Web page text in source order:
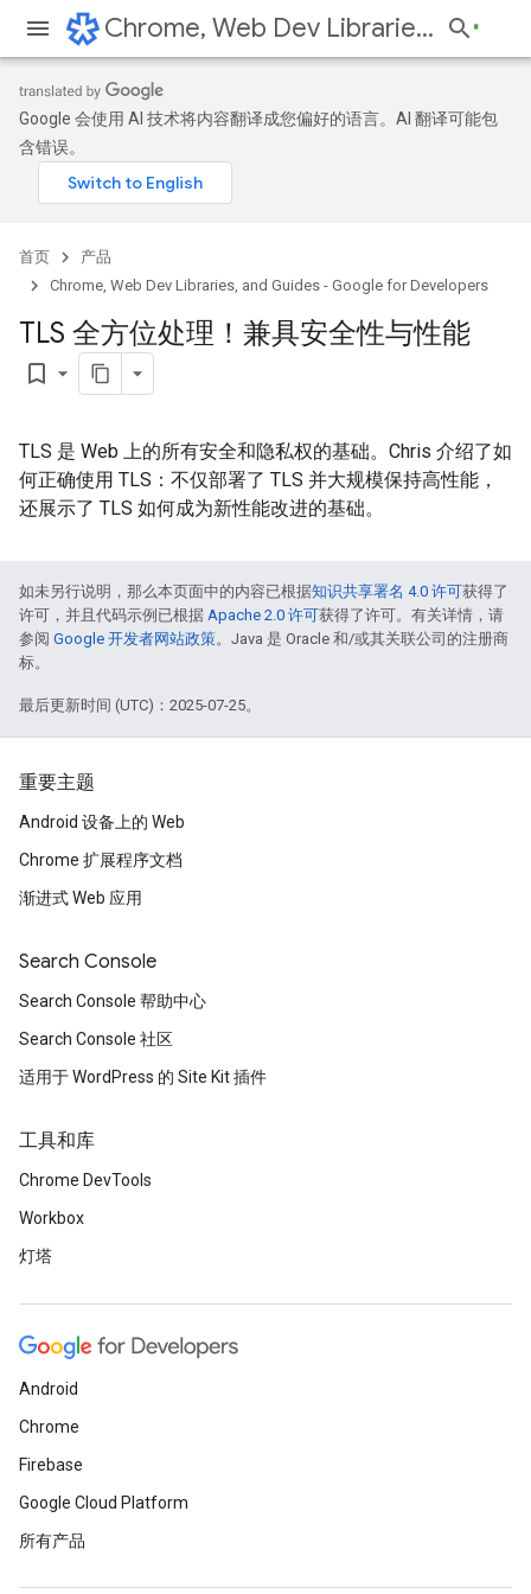
Chrome, Web Dev Libraries, and Guides - Google for Developers
Google 会使用 AI 技术将内容翻译成您偏好的语言。AI 翻译可能包
含错误。
首页
产品
Chrome, Web Dev Libraries, and Guides - Google for Developers
TLS 全方位处理！兼具安全性与性能
bookmark_border
TLS 是 Web 上的所有安全和隐私权的基础。Chris 介绍了如
何正确使用 TLS：不仅部署了 TLS 并大规模保持高性能，
还展示了 TLS 如何成为新性能改进的基础。
如未另行说明，那么本页面中的内容已根据知识共享署名 4.0 许可获得了
许可，并且代码示例已根据 Apache 2.0 许可获得了许可。有关详情，请
参阅 Google 开发者网站政策。Java 是 Oracle 和/或其关联公司的注册商
标。
最后更新时间 (UTC)：2025-07-25。
重要主题
Android 设备上的 Web
Chrome 扩展程序文档
渐进式 Web 应用
Search Console
Search Console 帮助中心
Search Console 社区
适用于 WordPress 的 Site Kit 插件
工具和库
Chrome DevTools
Workbox
灯塔
Android
Chrome
Firebase
Google Cloud Platform
所有产品